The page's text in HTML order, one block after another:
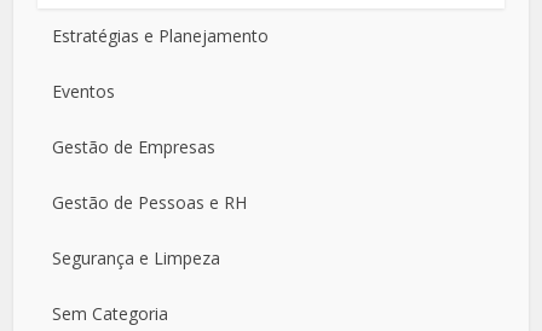
Estratégias e Planejamento
Eventos
Gestão de Empresas
Gestão de Pessoas e RH
Segurança e Limpeza
Sem Categoria